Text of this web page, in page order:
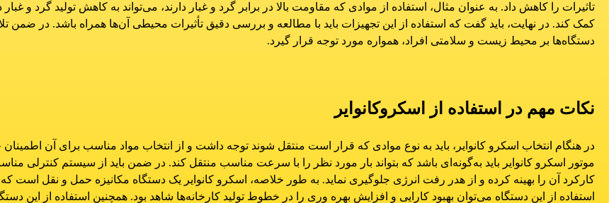
تاثیرات را کاهش داد. به عنوان مثال، استفاده از موادی که مقاومت بالا در برابر گرد و غبار دارند، می‌تواند به کاهش تولید گرد و غبار
کمک کند. در نهایت، باید گفت که استفاده از این تجهیزات باید با مطالعه و بررسی دقیق تأثیرات محیطی آن‌ها همراه باشد. در ضمن
دستگاه‌ها بر محیط زیست و سلامتی افراد، همواره مورد توجه قرار گیرد.
نکات مهم در استفاده از اسکروکانوایر
در هنگام انتخاب اسکرو کانوایر، باید به نوع موادی که قرار است منتقل شوند توجه داشت و از انتخاب مواد مناسب برای آن
موتور اسکرو کانوایر باید به‌گونه‌ای باشد که بتواند بار مورد نظر را با سرعت مناسب منتقل کند. در ضمن باید از سیستم کنترلی
کارکرد آن را بهینه کرده و از هدر رفت انرژی جلوگیری نماید. به طور خلاصه، اسکرو کانوایر یک دستگاه مکانیزه حمل و نقل است
استفاده از این دستگاه می‌توان بهبود کارایی و افزایش بهره وری را در خطوط تولید کارخانه‌ها شاهد بود. همچنین استفاده از این